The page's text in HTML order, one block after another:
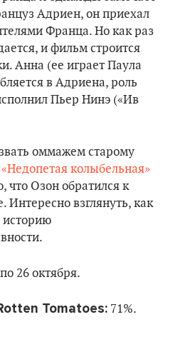
Адриен, он приехал
Франца. Но как раз
и фильм строится
Анна (ее играет Паула
в Адриена, роль
Пьер Нинэ («Ив
оммажем старому
«Недопетая колыбельная»
что Озон обратился к
Интересно взглянуть, как
26 октября.
Tomatoes: 71%.